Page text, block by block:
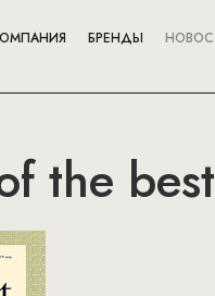
БРЕНДЫ
the best